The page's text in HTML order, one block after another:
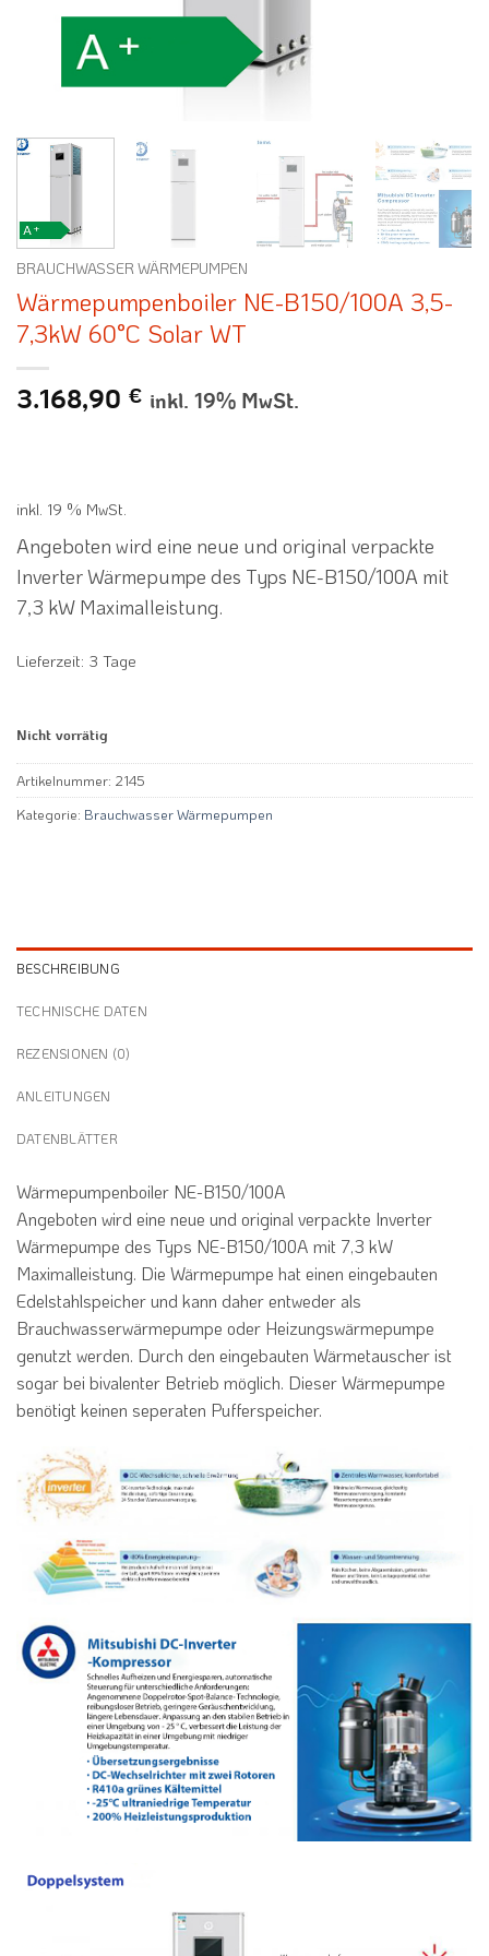
BRAUCHWASSER WÄRMEPUMPEN
Wärmepumpenboiler NE-B150/100A 3,5-
7,3kW 60°C Solar WT
3.168,90 € inkl. 19% MwSt.
inkl. 19 % MwSt.
Angeboten wird eine neue und original verpackte
Inverter Wärmepumpe des Typs NE-B150/100A mit
7,3 kW Maximalleistung.
Lieferzeit: 3 Tage
Nicht vorrätig
Artikelnummer: 2145
Kategorie: Brauchwasser Wärmepumpen
BESCHREIBUNG
TECHNISCHE DATEN
REZENSIONEN (0)
ANLEITUNGEN
DATENBLÄTTER
Wärmepumpenboiler NE-B150/100A
Angeboten wird eine neue und original verpackte Inverter
Wärmepumpe des Typs NE-B150/100A mit 7,3 kW
Maximalleistung. Die Wärmepumpe hat einen eingebauten
Edelstahlspeicher und kann daher entweder als
Brauchwasserwärmepumpe oder Heizungswärmepumpe
genutzt werden. Durch den eingebauten Wärmetauscher ist
sogar bei bivalenter Betrieb möglich. Dieser Wärmepumpe
benötigt keinen seperaten Pufferspeicher.